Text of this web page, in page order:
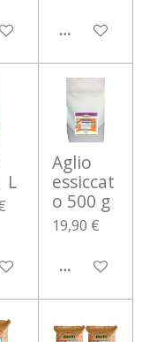
AL CARRELLO
AGGIUNGI
L
AL CARRELLO
Aglio
essiccat
o 500 g
19,90 €
AGGIUNGI